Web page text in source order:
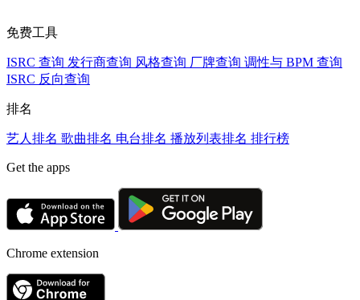
免费工具
ISRC 查询 发行商查询 风格查询 厂牌查询 调性与 BPM 查询
ISRC 反向查询
排名
艺人排名 歌曲排名 电台排名 播放列表排名 排行榜
Get the apps
Chrome extension